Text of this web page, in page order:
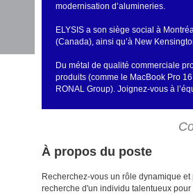
modernisation d’alumineries.
ELYSIS a son siège social à
(Canada), ainsi qu’à New
Du métal de qualité commerciale
produits (comme le MacBook Pro
RONAL Group). Joignez-vous à
À propos du poste
Recherchez-vous un rôle dynamique
recherche d'un individu talentueux